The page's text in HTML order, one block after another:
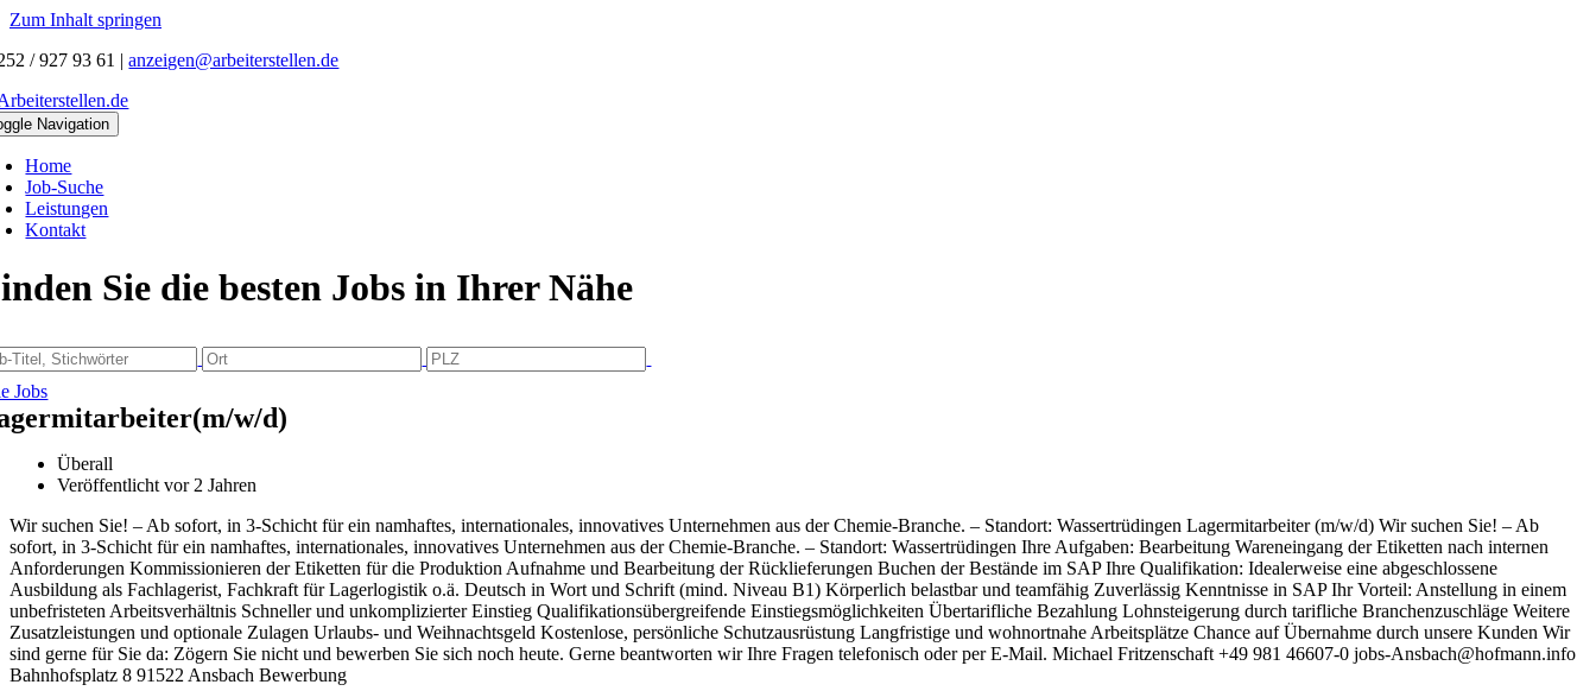
Zum Inhalt springen
/ 927 93 61 |anzeigen@arbeiterstellen.de
Navigation
Home
Job-Suche
Leistungen
Kontakt
Sie die besten Jobs in Ihrer Nähe
Jobs
w/d)
Überall
Veröffentlicht vor 2 Jahren
Wir suchen Sie! – Ab sofort, in 3-Schicht für ein namhaftes, internationales, innovatives Unternehmen aus der Chemie-Branche. – Standort: Wassertrüdingen Lagermitarbeiter (m/w/d) Wir suchen Sie! – Ab
sofort, in 3-Schicht für ein namhaftes, internationales, innovatives Unternehmen aus der Chemie-Branche. – Standort: Wassertrüdingen Ihre Aufgaben: Bearbeitung Wareneingang der Etiketten nach internen
Anforderungen Kommissionieren der Etiketten für die Produktion Aufnahme und Bearbeitung der Rücklieferungen Buchen der Bestände im SAP Ihre Qualifikation: Idealerweise eine abgeschlossene
Ausbildung als Fachlagerist, Fachkraft für Lagerlogistik o.ä. Deutsch in Wort und Schrift (mind. Niveau B1) Körperlich belastbar und teamfähig Zuverlässig Kenntnisse in SAP Ihr Vorteil: Anstellung in einem
unbefristeten Arbeitsverhältnis Schneller und unkomplizierter Einstieg Qualifikationsübergreifende Einstiegsmöglichkeiten Übertarifliche Bezahlung Lohnsteigerung durch tarifliche Branchenzuschläge Weitere
Zusatzleistungen und optionale Zulagen Urlaubs- und Weihnachtsgeld Kostenlose, persönliche Schutzausrüstung Langfristige und wohnortnahe Arbeitsplätze Chance auf Übernahme durch unsere Kunden Wir
sind gerne für Sie da: Zögern Sie nicht und bewerben Sie sich noch heute. Gerne be­antworten wir Ihre Fragen telefonisch oder per E-Mail. Michael Fritzenschaft +49 981 46607-0 jobs-Ansbach@hofmann.info
Bahnhofsplatz 8 91522 Ansbach Bewerbung